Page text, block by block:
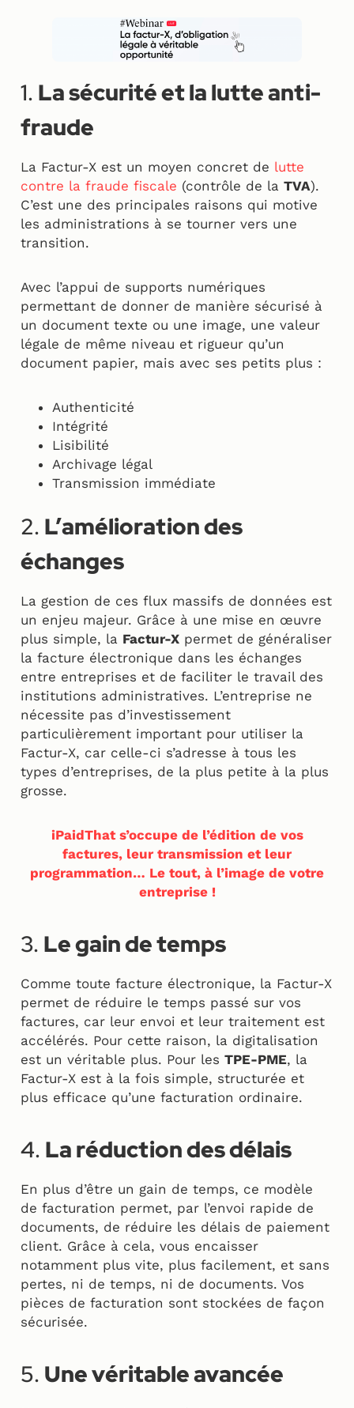
1. La sécurité et la lutte anti-
fraude
La Factur-X est un moyen concret de lutte
contre la fraude fiscale (contrôle de la TVA).
C’est une des principales raisons qui motive
les administrations à se tourner vers une
transition.
Avec l’appui de supports numériques
permettant de donner de manière sécurisé à
un document texte ou une image, une valeur
légale de même niveau et rigueur qu’un
document papier, mais avec ses petits plus :
Authenticité
Intégrité
Lisibilité
Archivage légal
Transmission immédiate
2. L’amélioration des
échanges
La gestion de ces flux massifs de données est
un enjeu majeur. Grâce à une mise en œuvre
plus simple, la Factur-X permet de généraliser
la facture électronique dans les échanges
entre entreprises et de faciliter le travail des
institutions administratives. L’entreprise ne
nécessite pas d’investissement
particulièrement important pour utiliser la
Factur-X, car celle-ci s’adresse à tous les
types d’entreprises, de la plus petite à la plus
grosse.
iPaidThat s’occupe de l’édition de vos
factures, leur transmission et leur
programmation… Le tout, à l’image de votre
entreprise !
3. Le gain de temps
Comme toute facture électronique, la Factur-X
permet de réduire le temps passé sur vos
factures, car leur envoi et leur traitement est
accélérés. Pour cette raison, la digitalisation
est un véritable plus. Pour les TPE-PME, la
Factur-X est à la fois simple, structurée et
plus efficace qu’une facturation ordinaire.
4. La réduction des délais
En plus d’être un gain de temps, ce modèle
de facturation permet, par l’envoi rapide de
documents, de réduire les délais de paiement
client. Grâce à cela, vous encaisser
notamment plus vite, plus facilement, et sans
pertes, ni de temps, ni de documents. Vos
pièces de facturation sont stockées de façon
sécurisée.
5. Une véritable avancée